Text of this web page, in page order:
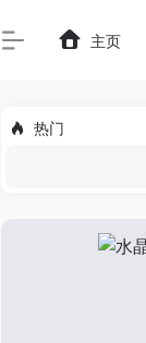
主页
热门